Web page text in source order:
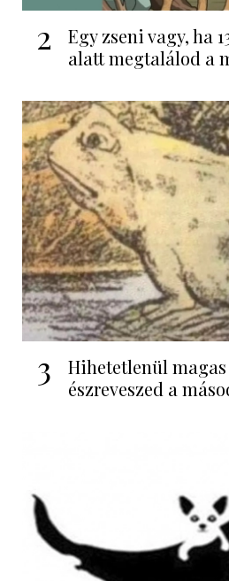
2
Egy zseni vagy, ha
alatt megtalálod a
3
Hihetetlenül
észreveszed a